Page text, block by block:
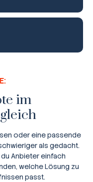
im
oder eine passende
als gedacht.
Anbieter einfach
welche Lösung zu
passt.